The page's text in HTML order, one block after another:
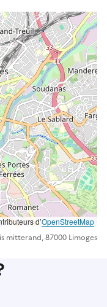
d’OpenStreetMap
mitterand, 87000 Limoges